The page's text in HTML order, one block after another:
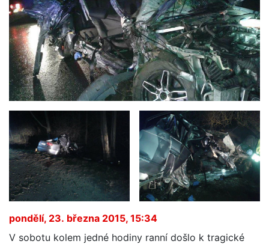
pondělí, 23. března 2015, 15:34
V sobotu kolem jedné hodiny ranní došlo k tragické